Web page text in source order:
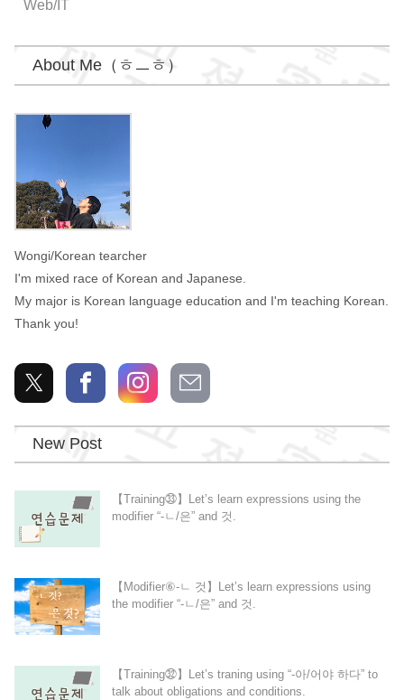
Web/IT
About Me（ㅎㅡㅎ）
Wongi
Wongi/Korean tearcher
I'm mixed race of Korean and Japanese.
My major is Korean language education and I'm teaching Korean.
Thank you!
New Post
【Training㉝】Let’s learn expressions using the
modifier “-ㄴ/은” and 것.
【Modifier⑥-ㄴ 것】Let’s learn expressions using
the modifier “-ㄴ/은” and 것.
【Training㉜】Let’s traning using “-아/어야 하다” to
talk about obligations and conditions.